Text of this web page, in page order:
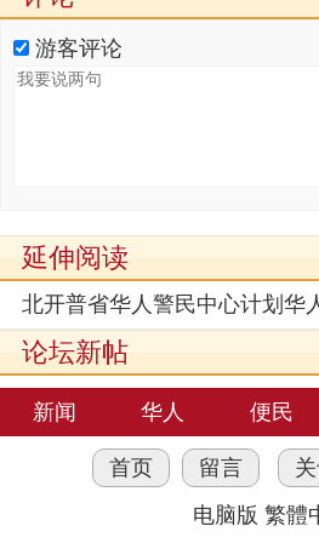
游客评论
延伸阅读
北开普省华人警民中心计划华
责任牌
论坛新帖
新闻 华人 便民
首页 留言
电脑版 繁體